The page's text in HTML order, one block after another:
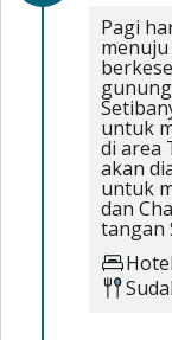
Pagi
untuk
di area
akan
untuk
dan
tangan